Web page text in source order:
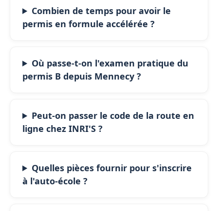
Combien de temps pour avoir le
permis en formule accélérée ?
Où passe-t-on l'examen pratique du
permis B depuis Mennecy ?
Peut-on passer le code de la route en
ligne chez INRI'S ?
Quelles pièces fournir pour s'inscrire
à l'auto-école ?